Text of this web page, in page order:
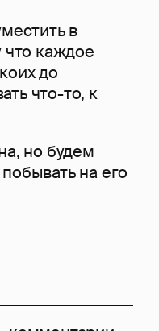
в
что каждое
до
что-то, к
но будем
на его